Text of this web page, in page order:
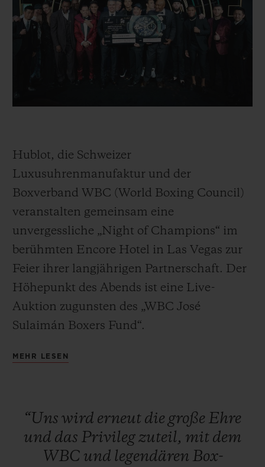
Hublot, die Schweizer
Luxusuhrenmanufaktur und der
Boxverband WBC (World Boxing Council)
veranstalten gemeinsam eine
unvergessliche „Night of Champions“ im
berühmten Encore Hotel in Las Vegas zur
Feier ihrer langjährigen Partnerschaft. Der
Höhepunkt des Abends ist eine Live-
Auktion zugunsten des „WBC José
Sulaimán Boxers Fund“.
Die historische „Night of Champions“
Kunden und legendäre Boxchampions.
Anschließend fand ein offizielles Dinner
statt, an dem einige der größten lebenden
MEHR LESEN
“Uns wird erneut die große Ehre
und das Privilegzuteil, mit dem
WBC und legendären Box-
BIG BANG
SUMMER MULTI-
COLORED CERAMIC
BIG BANG
PEACH CERAMIC
SPIRIT OF BIG
ESSENTIAL
EXKLUSIV
EXKLUSIVE DIENSTLEISTUNGEN
VORAUSSICHTLICHE LIEFERZEIT
KOSTENLOSE LIEFERUNG & RÜCKSENDUNGEN
GESCHENKBEUTEL
EINE BOUTIQUE FINDEN